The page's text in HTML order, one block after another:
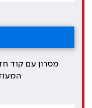
מסרון עם קוד